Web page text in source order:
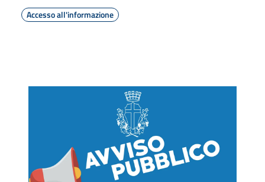
Accesso all'informazione